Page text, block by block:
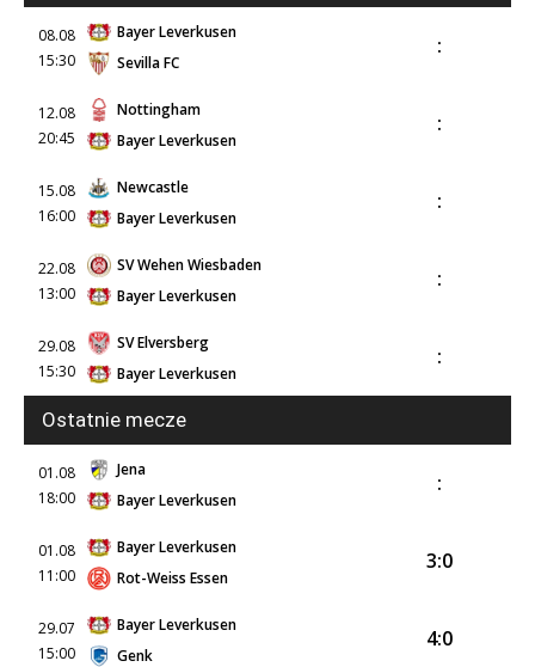
08.08
15:30
Bayer Leverkusen
Sevilla FC
:
12.08
20:45
Nottingham
Bayer Leverkusen
:
15.08
16:00
Newcastle
Bayer Leverkusen
:
22.08
13:00
SV Wehen Wiesbaden
Bayer Leverkusen
:
29.08
15:30
SV Elversberg
Bayer Leverkusen
:
Ostatnie mecze
01.08
18:00
Jena
Bayer Leverkusen
:
01.08
11:00
Bayer Leverkusen
Rot-Weiss Essen
3:0
29.07
15:00
Bayer Leverkusen
Genk
4:0